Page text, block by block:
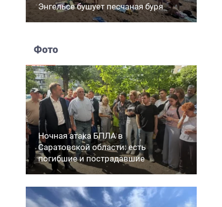
Энгельсе бушует песчаная буря
Фото
Ночная атака БПЛА в
Саратовской области: есть
погибшие и пострадавшие